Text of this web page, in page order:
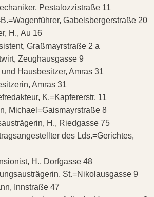
Pestalozzistraße 11
Gabelsbergerstraße 20
H., Au 16
Graßmayrstraße 2 a
Zeughausgasse 9
Hausbesitzer, Amras 31
Amras 31
K.=Kapfererstr. 11
Michael=Gaismayrstraße 8
H., Riedgasse 75
des Lds.=Gerichtes,
H., Dorfgasse 48
St.=Nikolausgasse 9
Innstraße 47